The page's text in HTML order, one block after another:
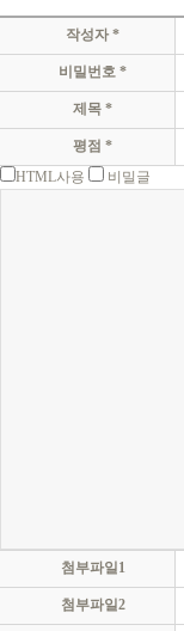
작성자 *
비밀번호 *
제목 *
평점 *
HTML사용
비밀글
첨부파일1
첨부파일2